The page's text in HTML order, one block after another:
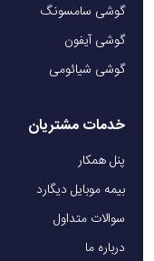
گوشی سامسونگ
گوشی آیفون
گوشی شیائومی
خدمات مشتریان
پنل همکار
بیمه موبایل دیگارد
سوالات متداول
درباره ما